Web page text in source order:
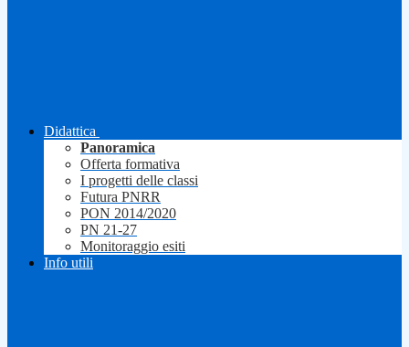
Didattica
Panoramica
Offerta formativa
I progetti delle classi
Futura PNRR
PON 2014/2020
PN 21-27
Monitoraggio esiti
Info utili